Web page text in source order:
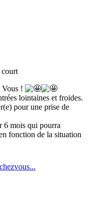
court
Vous !
lointaines et froides.
pour une prise de
6 mois qui pourra
fonction de la situation